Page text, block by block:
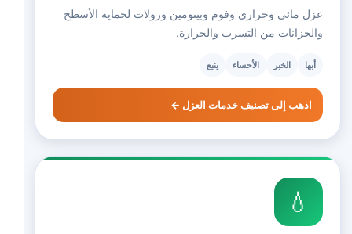
عزل مائي وحراري وفوم وبيتومين ورولات لحماية الأسطح
والخزانات من التسرب والحرارة.
أبها الخبر الأحساء ينبع
اذهب إلى تصنيف خدمات العزل ←
💧